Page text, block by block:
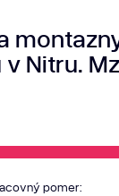
Nitru.
pomer: